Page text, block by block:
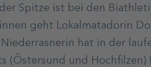
Spitze ist bei den
geht Lokalmatadorin
hat in der
(Östersund und Hochfilzen)